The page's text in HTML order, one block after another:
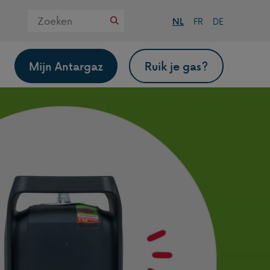
Zoek
deze
website
NL FR DE
Mijn Antargaz Ruik je gas?